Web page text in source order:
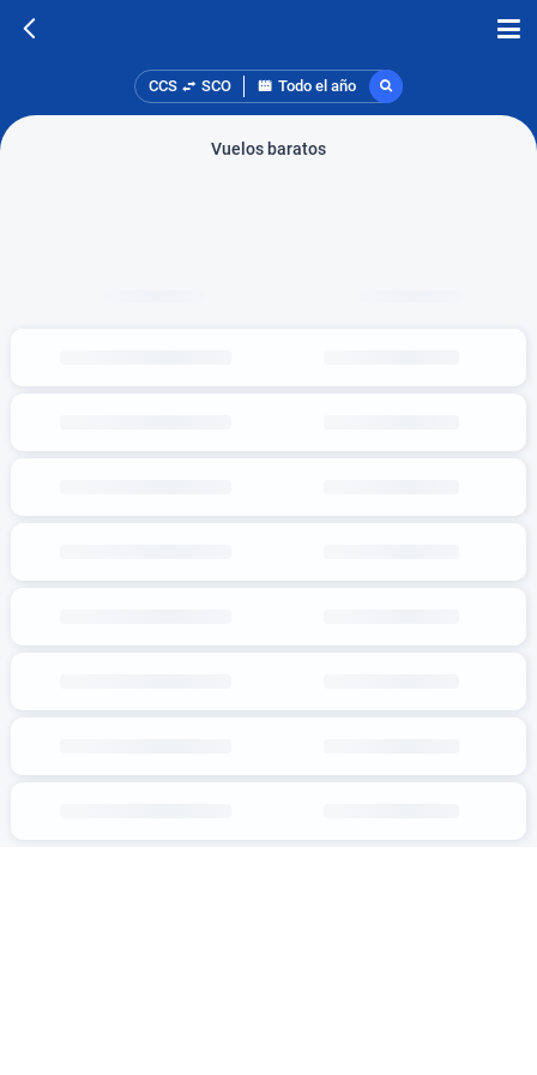
CCS SCO Todo el año
Vuelos baratos